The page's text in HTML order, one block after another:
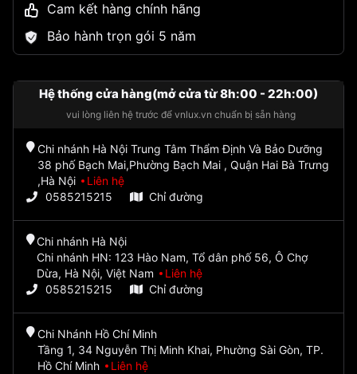
Cam kết hàng chính hãng
Bảo hành trọn gói 5 năm
Hệ thống cửa hàng(mở cửa từ 8h:00 - 22h:00)
vui lòng liên hệ trước để vnlux.vn chuẩn bị sẵn hàng
Chi nhánh Hà Nội Trung Tâm Thẩm Định Và Bảo Dưỡng
38 phố Bạch Mai,Phường Bạch Mai , Quận Hai Bà Trưng
,Hà Nội
Liên hệ
0585215215
Chỉ đường
Chi nhánh Hà Nội
Chi nhánh HN: 123 Hào Nam, Tổ dân phố 56, Ô Chợ
Dừa, Hà Nội, Việt Nam
Liên hệ
0585215215
Chỉ đường
Chi Nhánh Hồ Chí Minh
Tầng 1, 34 Nguyễn Thị Minh Khai, Phường Sài Gòn, TP.
Hồ Chí Minh
Liên hệ